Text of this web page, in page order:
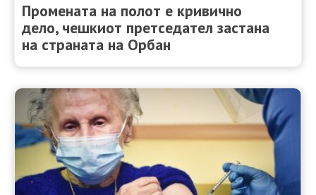
Промената на полот е кривично
дело, чешкиот претседател застана
на страната на Орбан